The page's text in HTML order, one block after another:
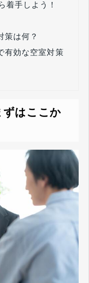
着手しよう！
策は何？
有効な空室対策
ずはここか